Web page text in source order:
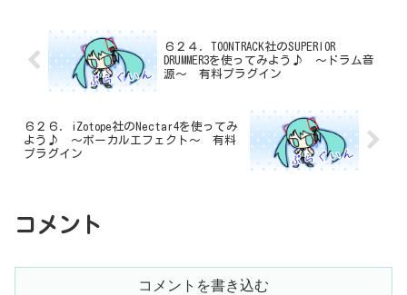
６２４．TOONTRACK社のSUPERIOR
DRUMMER3を使ってみよう♪ ～ドラム音
源～ 有料プラグイン
６２６．iZotope社のNectar4を使ってみ
よう♪ ～ボーカルエフェクト～ 有料
プラグイン
コメント
コメントを書き込む